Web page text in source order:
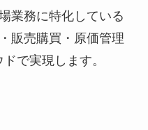
業務に特化している
販売購買・原価管理
で実現します。